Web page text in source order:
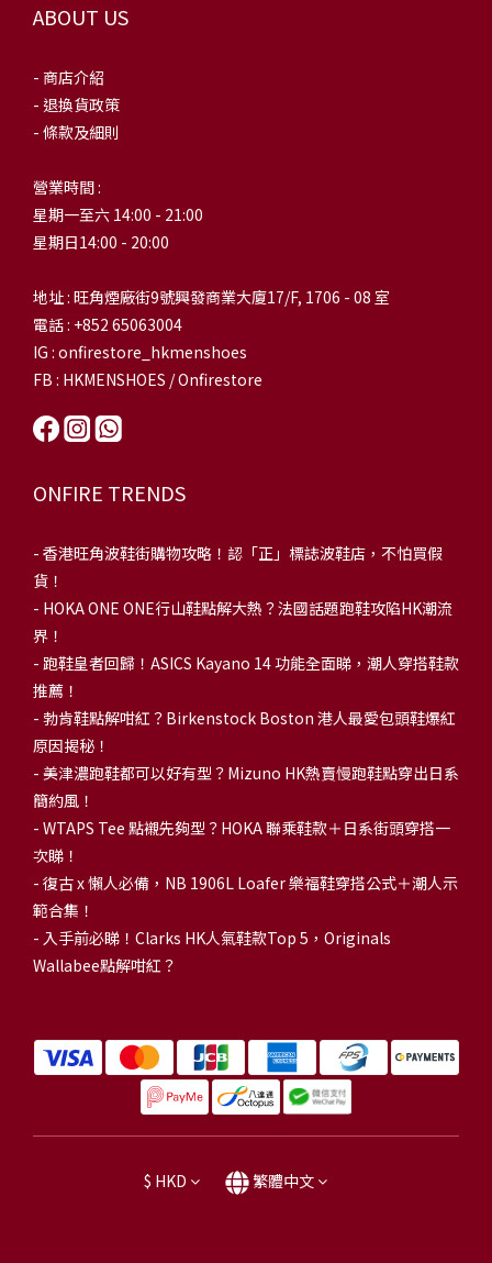
ABOUT US
- 商店介紹
- 退換貨政策
- 條款及細則
營業時間 :
星期一至六 14:00 - 21:00
星期日14:00 - 20:00
地址 : 旺角煙廠街9號興發商業大廈17/F, 1706 - 08 室
電話 : +852 65063004
IG : onfirestore_hkmenshoes
FB : HKMENSHOES / Onfirestore
ONFIRE TRENDS
- 香港旺角波鞋街購物攻略！認「正」標誌波鞋店，不怕買假
貨！
- HOKA ONE ONE行山鞋點解大熱？法國話題跑鞋攻陷HK潮流
界！
- 跑鞋皇者回歸！ASICS Kayano 14 功能全面睇，潮人穿搭鞋款
推薦！
- 勃肯鞋點解咁紅？Birkenstock Boston 港人最愛包頭鞋爆紅
原因揭秘！
- 美津濃跑鞋都可以好有型？Mizuno HK熱賣慢跑鞋點穿出日系
簡約風！
- WTAPS Tee 點襯先夠型？HOKA 聯乘鞋款＋日系街頭穿搭一
次睇！
- 復古 x 懶人必備，NB 1906L Loafer 樂福鞋穿搭公式＋潮人示
範合集！
- 入手前必睇！Clarks HK人氣鞋款Top 5，Originals
Wallabee點解咁紅？
$ HKD 繁體中文